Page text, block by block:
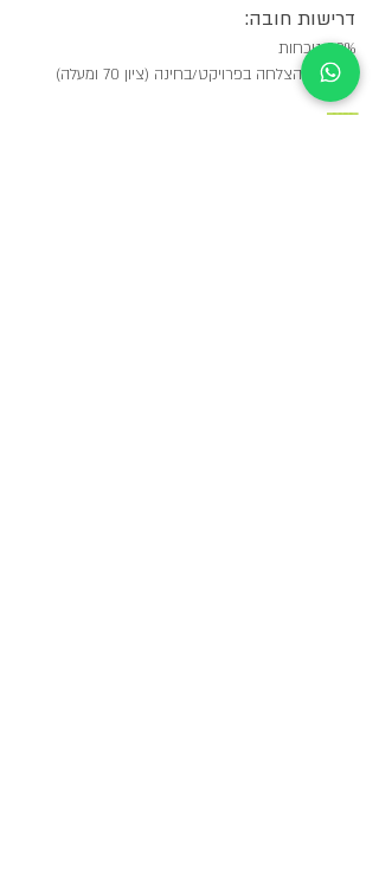
דרישות חובה:
80% נוכחות
עמידה בהצלחה בפרויקט/בחינה (ציון 70 ומעלה) ​
_____